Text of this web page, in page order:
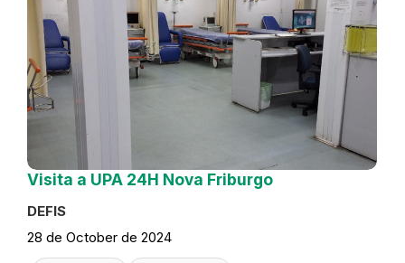
Visita a UPA 24H Nova Friburgo
DEFIS
28 de October de 2024